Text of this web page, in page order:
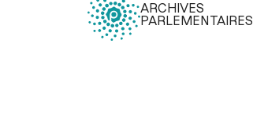
ARCHIVES
PARLEMENTAIRES